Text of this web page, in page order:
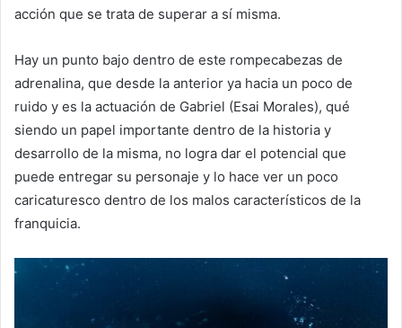
acción que se trata de superar a sí misma.
Hay un punto bajo dentro de este rompecabezas de
adrenalina, que desde la anterior ya hacia un poco de
ruido y es la actuación de Gabriel (Esai Morales), qué
siendo un papel importante dentro de la historia y
desarrollo de la misma, no logra dar el potencial que
puede entregar su personaje y lo hace ver un poco
caricaturesco dentro de los malos característicos de la
franquicia.